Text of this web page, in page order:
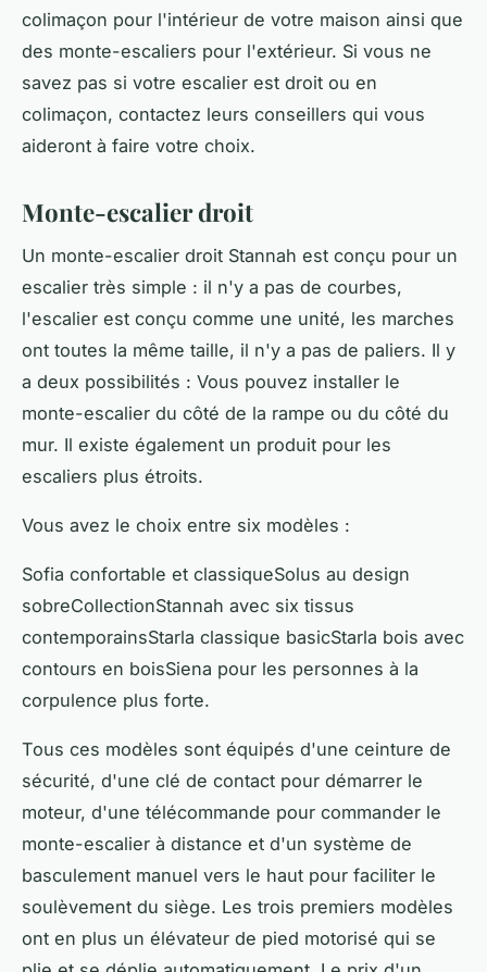
colimaçon pour l'intérieur de votre maison ainsi que
des monte-escaliers pour l'extérieur. Si vous ne
savez pas si votre escalier est droit ou en
colimaçon, contactez leurs conseillers qui vous
aideront à faire votre choix.
Monte-escalier droit
Un monte-escalier droit Stannah est conçu pour un
escalier très simple : il n'y a pas de courbes,
l'escalier est conçu comme une unité, les marches
ont toutes la même taille, il n'y a pas de paliers. Il y
a deux possibilités : Vous pouvez installer le
monte-escalier du côté de la rampe ou du côté du
mur. Il existe également un produit pour les
escaliers plus étroits.
Vous avez le choix entre six modèles :
Sofia confortable et classiqueSolus au design
sobreCollectionStannah avec six tissus
contemporainsStarla classique basicStarla bois avec
contours en boisSiena pour les personnes à la
corpulence plus forte.
Tous ces modèles sont équipés d'une ceinture de
sécurité, d'une clé de contact pour démarrer le
moteur, d'une télécommande pour commander le
monte-escalier à distance et d'un système de
basculement manuel vers le haut pour faciliter le
soulèvement du siège. Les trois premiers modèles
ont en plus un élévateur de pied motorisé qui se